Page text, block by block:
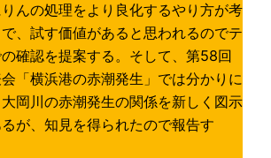
んの処理をより良化するやり方が考
、試す価値があると思われるのでテ
確認を提案する。そして、第58回
「横浜港の赤潮発生」では分かりに
岡川の赤潮発生の関係を新しく図示
が、知見を得られたので報告す